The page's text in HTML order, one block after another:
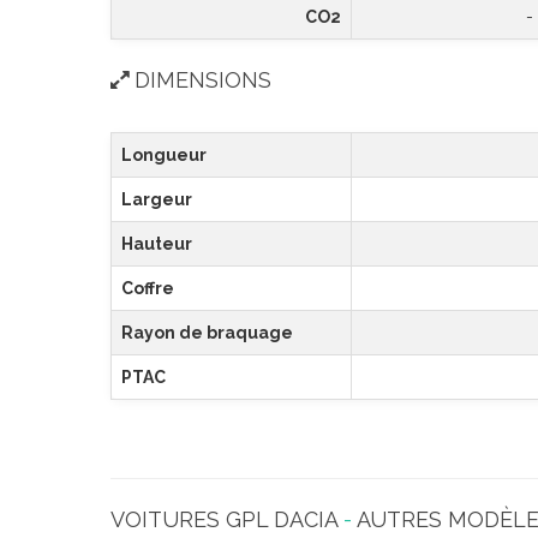
CO2 -
DIMENSIONS
Longueur
Largeur
Hauteur
Coffre
Rayon de braquage
PTAC
VOITURES GPL DACIA- AUTRES